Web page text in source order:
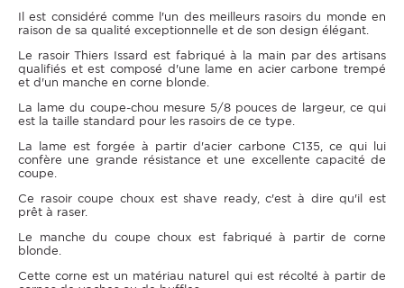
Il est considéré comme l'un des meilleurs rasoirs du monde en
raison de sa qualité exceptionnelle et de son design élégant.
Le rasoir Thiers Issard est fabriqué à la main par des artisans
qualifiés et est composé d'une lame en acier carbone trempé
et d'un manche en corne blonde.
La lame du coupe-chou mesure 5/8 pouces de largeur, ce qui
est la taille standard pour les rasoirs de ce type.
La lame est forgée à partir d'acier carbone C135, ce qui lui
confère une grande résistance et une excellente capacité de
coupe.
Ce rasoir coupe choux est shave ready, c'est à dire qu'il est
prêt à raser.
Le manche du coupe choux est fabriqué à partir de corne
blonde.
Cette corne est un matériau naturel qui est récolté à partir de